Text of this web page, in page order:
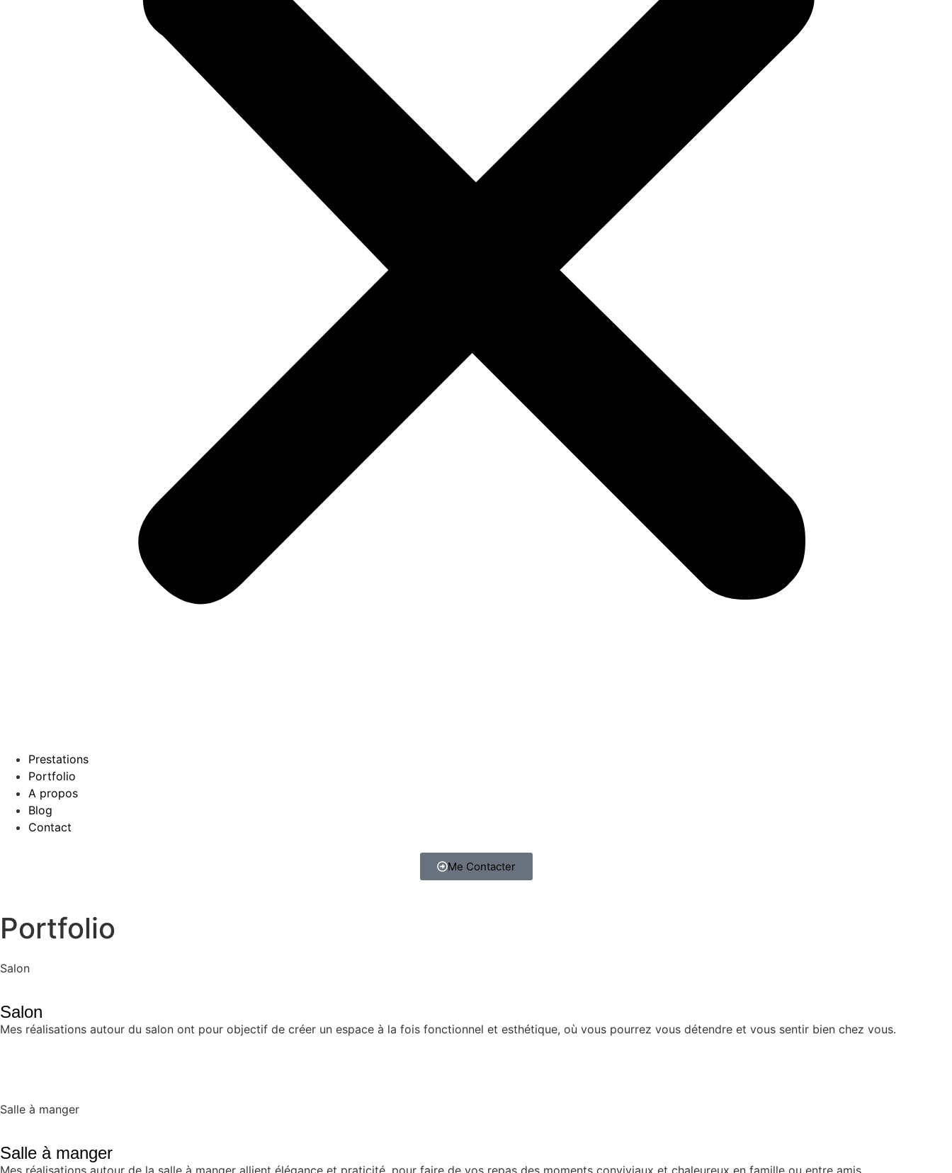
Prestations
Portfolio
A propos
Blog
Contact
Me Contacter
Portfolio
Salon
Salon
Mes réalisations autour du salon ont pour objectif de créer un espace à la fois fonctionnel et esthétique, où vous pourrez vous détendre et vous sentir bien chez vous.
Salle à manger
Salle à manger